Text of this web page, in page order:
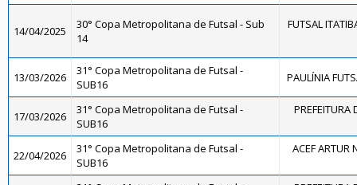
14/04/2025
30° Copa Metropolitana de Futsal - Sub
14
FUTSAL
13/03/2026
31° Copa Metropolitana de Futsal -
SUB16
PAULÍNIA
17/03/2026
31° Copa Metropolitana de Futsal -
SUB16
PREFEITURA
22/04/2026
31° Copa Metropolitana de Futsal -
SUB16
ACEF ARTUR